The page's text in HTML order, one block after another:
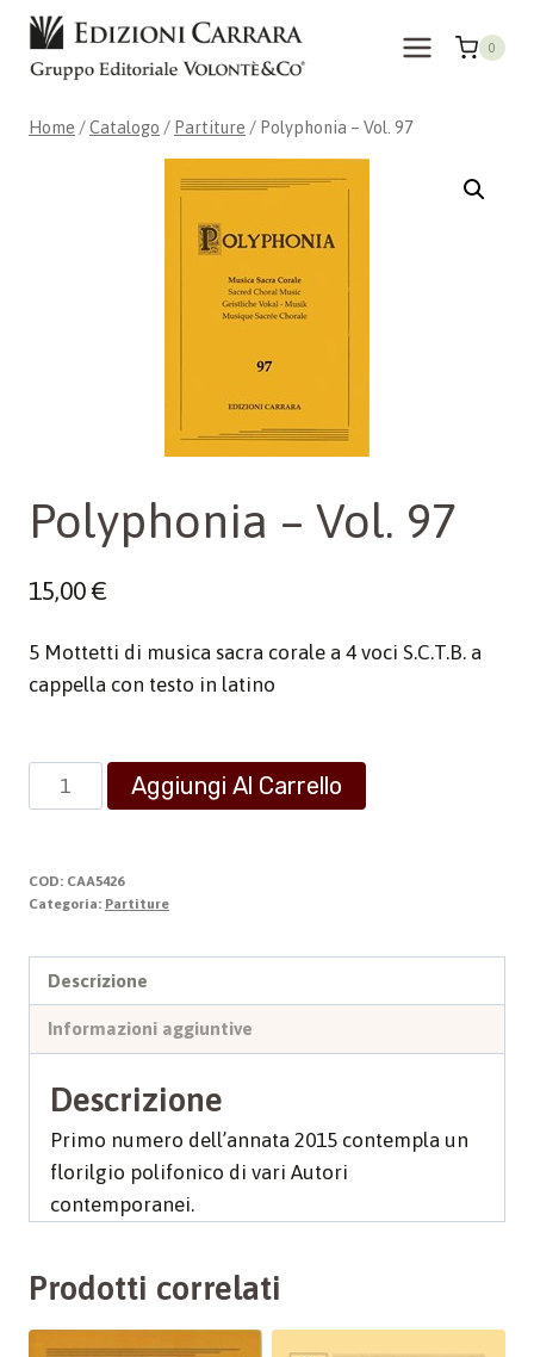
Salta
contenuto
0
Home /Catalogo / Partiture / Polyphonia – Vol. 97
Polyphonia – Vol. 97
15,00€
5 Mottetti di musica sacra corale a 4 voci S.C.T.B. a
cappella con testo in latino
Polyphonia
-
97
quantità
Aggiungi Al Carrello
COD: CAA5426
Categoria: Partiture
Descrizione
Informazioni aggiuntive
Descrizione
Primo numero dell’annata 2015 contempla un
florilgio polifonico di vari Autori
contemporanei.
Prodotti correlati